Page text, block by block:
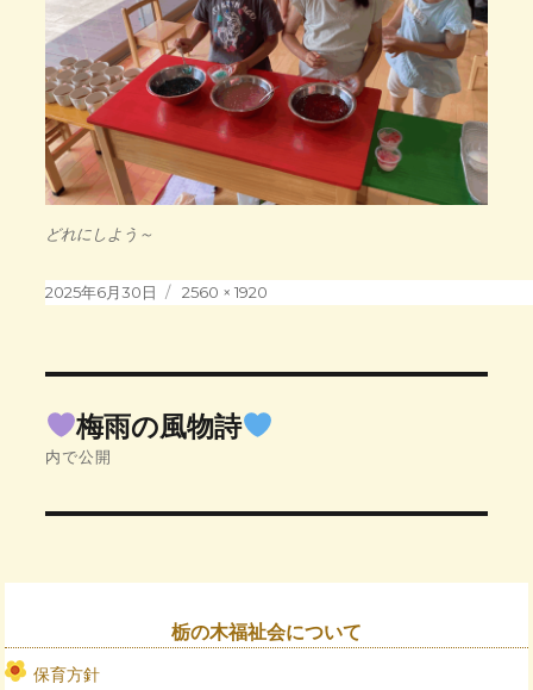
どれにしよう～
投
2025年6月30日
フ
2560 × 1920
投
稿
ナ
ビ
ゲ
ョ
梅雨の風物詩
内で公開
栃の木福祉会について
保育方針